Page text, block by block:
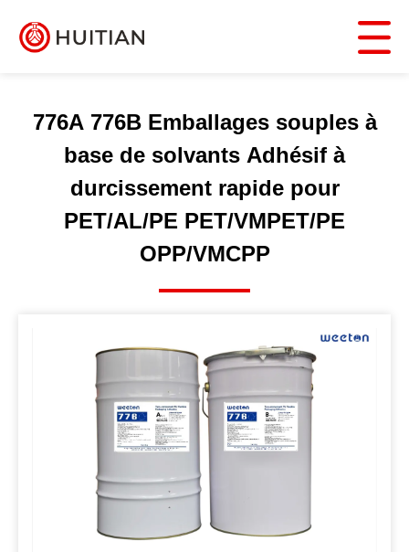
776A 776B Emballages souples à
base de solvants Adhésif à
durcissement rapide pour
PET/AL/PE PET/VMPET/PE
OPP/VMCPP